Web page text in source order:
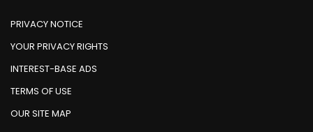
PRIVACY NOTICE
YOUR PRIVACY RIGHTS
INTEREST-BASE ADS
TERMS OF USE
OUR SITE MAP